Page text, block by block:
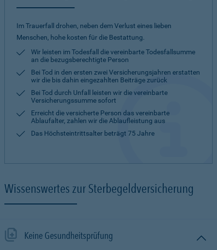
Im Trauerfall drohen, neben dem Verlust eines lieben
Menschen, hohe kosten für die Bestattung.
Wir leisten im Todesfall die vereinbarte Todesfallsumme
an die bezugsberechtigte Person
Bei Tod in den ersten zwei Versicherungsjahren erstatten
wir die bis dahin eingezahlten Beiträge zurück
Bei Tod durch Unfall leisten wir die vereinbarte
Versicherungssumme sofort
Erreicht die versicherte Person das vereinbarte
Ablaufalter, zahlen wir die Ablaufleistung aus
Das Höchsteintrittsalter beträgt 75 Jahre
Wissenswertes zur Sterbegeldversicherung
Keine Gesundheitsprüfung